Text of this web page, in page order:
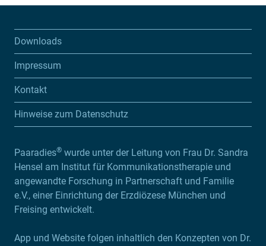
Downloads
Impressum
Kontakt
Hinweise zum Datenschutz
Paaradies® wurde unter der Leitung von Frau Dr. Sandra
Hensel am Institut für Kommunikationstherapie und
angewandte Forschung in Partnerschaft und Familie
e.V., einer Einrichtung der Erzdiözese München und
Freising entwickelt.
App und Website folgen inhaltlich den Konzepten von Dr.